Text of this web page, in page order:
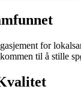
for
til å stille